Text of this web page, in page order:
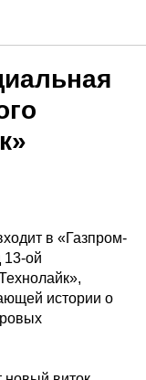
в «Газпром-
13-ой
истории о